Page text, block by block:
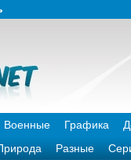
Военные Графика
Разные